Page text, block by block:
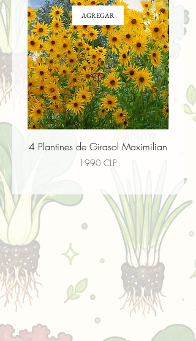
AGREGAR
4 Plantines de Girasol Maximilian
Precio
1990 CLP